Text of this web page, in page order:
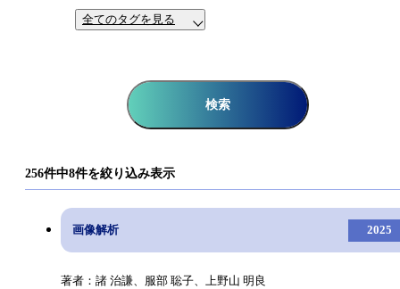
三次元点群
3DGS
津波
防災 岩石学
全てのタグを見る
検索
256件中8件を絞り込み表示
画像解析 2025
著者：諸 治謙、服部 聡子、上野山 明良